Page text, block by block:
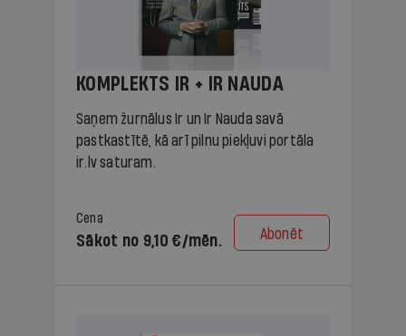
KOMPLEKTS IR + IR NAUDA
Saņem žurnālus Ir un Ir Nauda savā
pastkastītē, kā arī pilnu piekļuvi portāla
ir.lv saturam.
Cena
Sākot no 9,10 €/mēn. Abonēt